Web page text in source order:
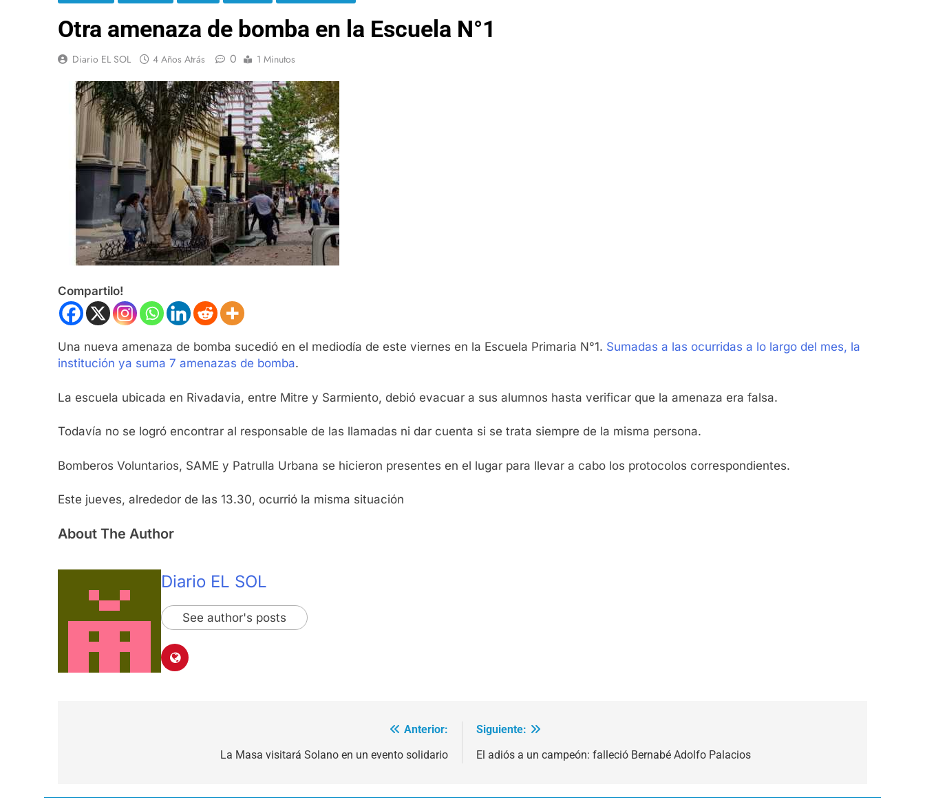
Otra amenaza de bomba en la Escuela N°1
Diario EL SOL 4 Años Atrás 0 1 Minutos
Compartilo!
Una nueva amenaza de bomba sucedió en el mediodía de este viernes en la Escuela Primaria N°1. Sumadas a las ocurridas a lo largo del mes, la
institución ya suma 7 amenazas de bomba.
La escuela ubicada en Rivadavia, entre Mitre y Sarmiento, debió evacuar a sus alumnos hasta verificar que la amenaza era falsa.
Todavía no se logró encontrar al responsable de las llamadas ni dar cuenta si se trata siempre de la misma persona.
Bomberos Voluntarios, SAME y Patrulla Urbana se hicieron presentes en el lugar para llevar a cabo los protocolos correspondientes.
Este jueves, alrededor de las 13.30, ocurrió la misma situación
About The Author
Diario EL SOL
See author's posts
Anterior:
La Masa visitará Solano en un evento solidario
Siguiente:
El adiós a un campeón: falleció Bernabé Adolfo Palacios